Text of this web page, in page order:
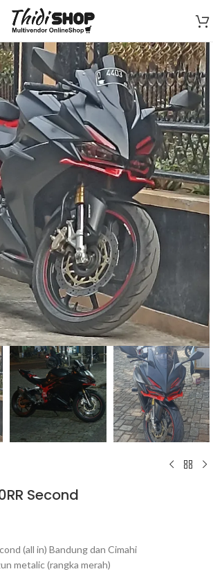
Second
(all in) Bandung dan Cimahi
metalic (rangka merah)